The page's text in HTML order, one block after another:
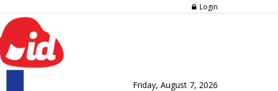
Login
Friday, August 7, 2026